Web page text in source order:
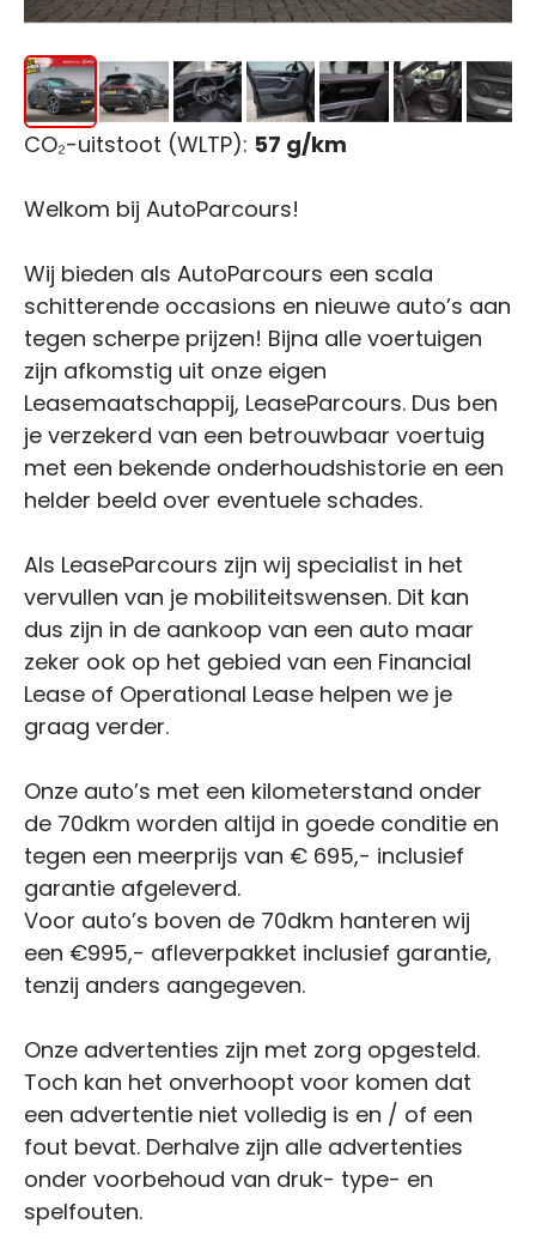
CO₂-uitstoot (WLTP): 57 g/km
Welkom bij AutoParcours!
Wij bieden als AutoParcours een scala
schitterende occasions en nieuwe auto’s aan
tegen scherpe prijzen! Bijna alle voertuigen
zijn afkomstig uit onze eigen
Leasemaatschappij, LeaseParcours. Dus ben
je verzekerd van een betrouwbaar voertuig
met een bekende onderhoudshistorie en een
helder beeld over eventuele schades.
Als LeaseParcours zijn wij specialist in het
vervullen van je mobiliteitswensen. Dit kan
dus zijn in de aankoop van een auto maar
zeker ook op het gebied van een Financial
Lease of Operational Lease helpen we je
graag verder.
Onze auto’s met een kilometerstand onder
de 70dkm worden altijd in goede conditie en
tegen een meerprijs van € 695,- inclusief
garantie afgeleverd.
Voor auto’s boven de 70dkm hanteren wij
een €995,- afleverpakket inclusief garantie,
tenzij anders aangegeven.
Onze advertenties zijn met zorg opgesteld.
Toch kan het onverhoopt voor komen dat
een advertentie niet volledig is en / of een
fout bevat. Derhalve zijn alle advertenties
onder voorbehoud van druk- type- en
spelfouten.